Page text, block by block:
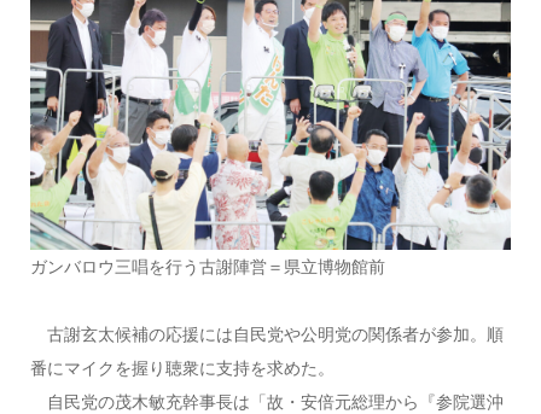
ガンバロウ三唱を行う古謝陣営＝県立博物館前
古謝玄太候補の応援には自民党や公明党の関係者が参加。順
番にマイクを握り聴衆に支持を求めた。
自民党の茂木敏充幹事長は「故・安倍元総理から『参院選沖